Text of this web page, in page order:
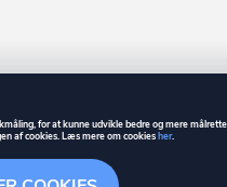
for at kunne udvikle bedre og mere
af cookies. Læs mere om cookiesher.